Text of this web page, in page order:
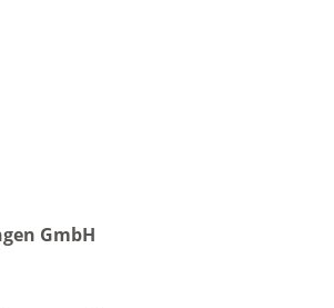
GmbH